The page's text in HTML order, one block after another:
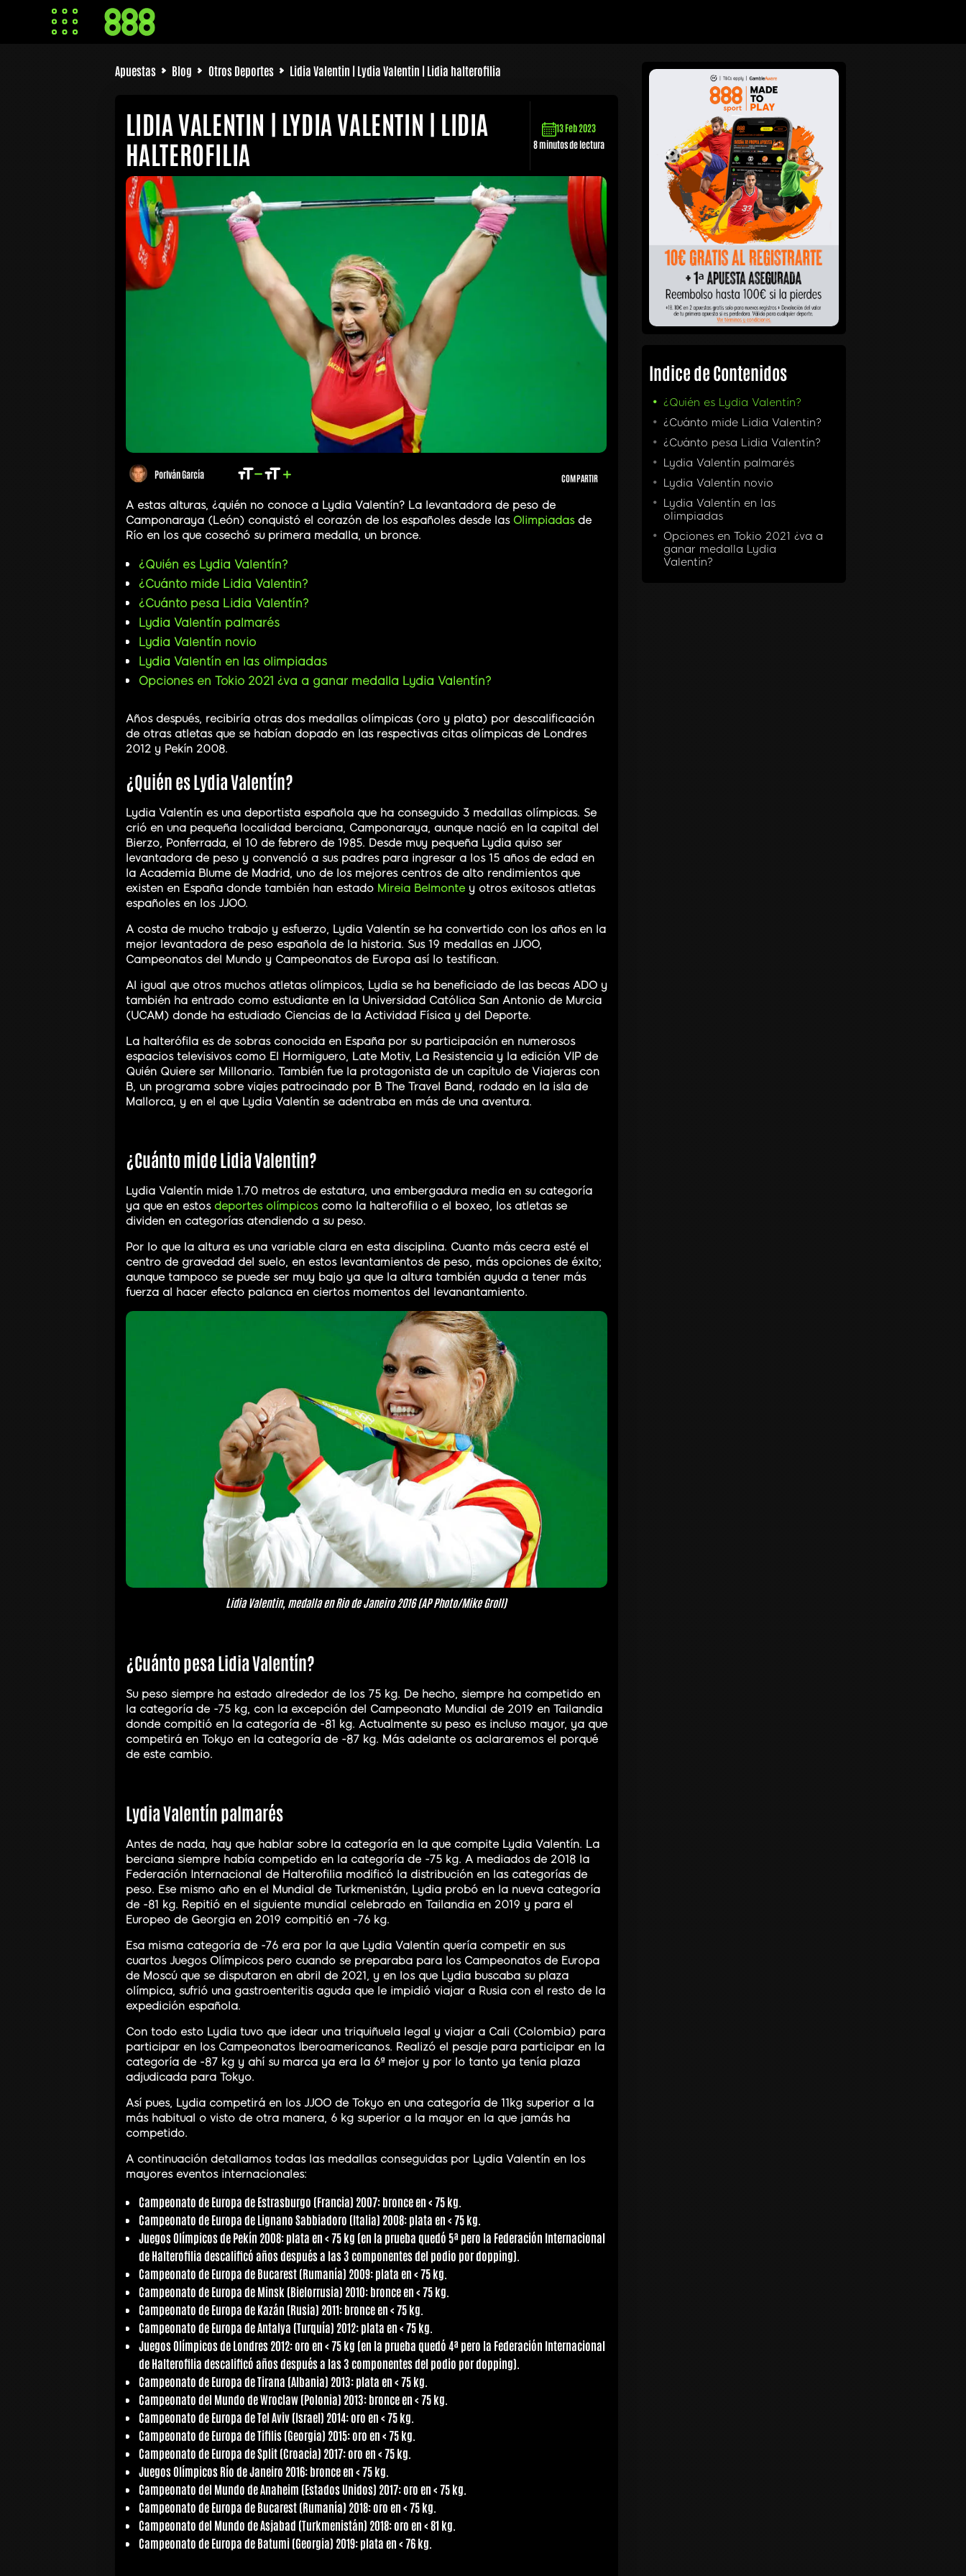
Apuestas Blog Otros Deportes Lidia Valentin | Lydia Valentin | Lidia halterofilia
LIDIA VALENTIN | LYDIA VALENTIN | LIDIA
HALTEROFILIA
13 Feb 2023
8 minutos de lectura
PorIván García COMPARTIR
A estas alturas, ¿quién no conoce a Lydia Valentín? La levantadora de peso de
Camponaraya (León) conquistó el corazón de los españoles desde las Olimpiadasde
Río en los que cosechó su primera medalla, un bronce.
¿Quién es Lydia Valentín?
¿Cuánto mide Lidia Valentin?
¿Cuánto pesa Lidia Valentín?
Lydia Valentín palmarés
Lydia Valentín novio
Lydia Valentín en las olimpiadas
Opciones en Tokio 2021 ¿va a ganar medalla Lydia Valentín?
Años después, recibiría otras dos medallas olímpicas (oro y plata) por descalificación
de otras atletas que se habían dopado en las respectivas citas olímpicas de Londres
2012 y Pekín 2008.
¿Quién es Lydia Valentín?
Lydia Valentín es una deportista española que ha conseguido 3 medallas olímpicas. Se
crió en una pequeña localidad berciana, Camponaraya, aunque nació en la capital del
Bierzo, Ponferrada, el 10 de febrero de 1985. Desde muy pequeña Lydia quiso ser
levantadora de peso y convenció a sus padres para ingresar a los 15 años de edad en
la Academia Blume de Madrid, uno de los mejores centros de alto rendimientos que
existen en España donde también han estado Mireia Belmontey otros exitosos atletas
españoles en los JJOO.
A costa de mucho trabajo y esfuerzo, Lydia Valentín se ha convertido con los años en la
mejor levantadora de peso española de la historia. Sus 19 medallas en JJOO,
Campeonatos del Mundo y Campeonatos de Europa así lo testifican.
Al igual que otros muchos atletas olímpicos, Lydia se ha beneficiado de las becas ADO y
también ha entrado como estudiante en la Universidad Católica San Antonio de Murcia
(UCAM) donde ha estudiado Ciencias de la Actividad Física y del Deporte.
La halterófila es de sobras conocida en España por su participación en numerosos
espacios televisivos como El Hormiguero, Late Motiv, La Resistencia y la edición VIP de
Quién Quiere ser Millonario. También fue la protagonista de un capítulo de Viajeras con
B, un programa sobre viajes patrocinado por B The Travel Band, rodado en la isla de
Mallorca, y en el que Lydia Valentín se adentraba en más de una aventura.
¿Cuánto mide Lidia Valentin?
Lydia Valentín mide 1.70 metros de estatura, una embergadura media en su categoría
ya que en estos deportes olímpicoscomo la halterofilia o el boxeo, los atletas se
dividen en categorías atendiendo a su peso.
Por lo que la altura es una variable clara en esta disciplina. Cuanto más cecra esté el
centro de gravedad del suelo, en estos levantamientos de peso, más opciones de éxito;
aunque tampoco se puede ser muy bajo ya que la altura también ayuda a tener más
fuerza al hacer efecto palanca en ciertos momentos del levanantamiento.
Lidia Valentin, medalla en Rio de Janeiro 2016 (AP Photo/Mike Groll)
¿Cuánto pesa Lidia Valentín?
Su peso siempre ha estado alrededor de los 75 kg. De hecho, siempre ha competido en
la categoría de -75 kg, con la excepción del Campeonato Mundial de 2019 en Tailandia
donde compitió en la categoría de -81 kg. Actualmente su peso es incluso mayor, ya que
competirá en Tokyo en la categoría de -87 kg. Más adelante os aclararemos el porqué
de este cambio.
Lydia Valentín palmarés
Antes de nada, hay que hablar sobre la categoría en la que compite Lydia Valentín. La
berciana siempre había competido en la categoría de -75 kg. A mediados de 2018 la
Federación Internacional de Halterofilia modificó la distribución en las categorías de
peso. Ese mismo año en el Mundial de Turkmenistán, Lydia probó en la nueva categoría
de -81 kg. Repitió en el siguiente mundial celebrado en Tailandia en 2019 y para el
Europeo de Georgia en 2019 compitió en -76 kg.
Esa misma categoría de -76 era por la que Lydia Valentín quería competir en sus
cuartos Juegos Olímpicos pero cuando se preparaba para los Campeonatos de Europa
de Moscú que se disputaron en abril de 2021, y en los que Lydia buscaba su plaza
olímpica, sufrió una gastroenteritis aguda que le impidió viajar a Rusia con el resto de la
expedición española.
Con todo esto Lydia tuvo que idear una triquiñuela legal y viajar a Cali (Colombia) para
participar en los Campeonatos Iberoamericanos. Realizó el pesaje para participar en la
categoría de -87 kg y ahí su marca ya era la 6ª mejor y por lo tanto ya tenía plaza
adjudicada para Tokyo.
Así pues, Lydia competirá en los JJOO de Tokyo en una categoría de 11kg superior a la
más habitual o visto de otra manera, 6 kg superior a la mayor en la que jamás ha
competido.
A continuación detallamos todas las medallas conseguidas por Lydia Valentín en los
mayores eventos internacionales:
Campeonato de Europa de Estrasburgo (Francia) 2007: bronce en < 75 kg.
Campeonato de Europa de Lignano Sabbiadoro (Italia) 2008: plata en < 75 kg.
Juegos Olímpicos de Pekín 2008: plata en < 75 kg (en la prueba quedó 5ª pero la Federación Internacional
de Halterofilia descalificó años después a las 3 componentes del podio por dopping).
Campeonato de Europa de Bucarest (Rumanía) 2009: plata en < 75 kg.
Campeonato de Europa de Minsk (Bielorrusia) 2010: bronce en < 75 kg.
Campeonato de Europa de Kazán (Rusia) 2011: bronce en < 75 kg.
Campeonato de Europa de Antalya (Turquía) 2012: plata en < 75 kg.
Juegos Olímpicos de Londres 2012: oro en < 75 kg (en la prueba quedó 4ª pero la Federación Internacional
de Halterofilia descalificó años después a las 3 componentes del podio por dopping).
Campeonato de Europa de Tirana (Albania) 2013: plata en < 75 kg.
Campeonato del Mundo de Wroclaw (Polonia) 2013: bronce en < 75 kg.
Campeonato de Europa de Tel Aviv (Israel) 2014: oro en < 75 kg.
Campeonato de Europa de Tifilis (Georgia) 2015: oro en < 75 kg.
Campeonato de Europa de Split (Croacia) 2017: oro en < 75 kg.
Juegos Olímpicos Río de Janeiro 2016: bronce en < 75 kg.
Campeonato del Mundo de Anaheim (Estados Unidos) 2017: oro en < 75 kg.
Campeonato de Europa de Bucarest (Rumanía) 2018: oro en < 75 kg.
Campeonato del Mundo de Asjabad (Turkmenistán) 2018: oro en < 81 kg.
Campeonato de Europa de Batumi (Georgia) 2019: plata en < 76 kg.
Indice de Contenidos
¿Quién es Lydia Valentín?
¿Cuánto mide Lidia Valentin?
¿Cuánto pesa Lidia Valentín?
Lydia Valentín palmarés
Lydia Valentín novio
Lydia Valentín en las
olimpiadas
Opciones en Tokio 2021 ¿va a
ganar medalla Lydia
Valentín?